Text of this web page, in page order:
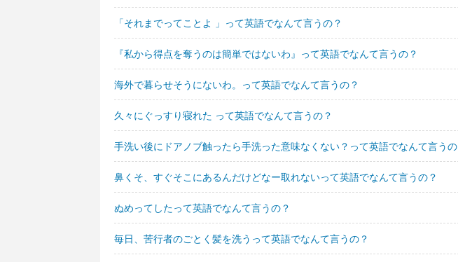
「それまでってことよ 」って英語でなんて言うの？
『私から得点を奪うのは簡単ではないわ』って英語でなんて言うの？
海外で暮らせそうにないわ。って英語でなんて言うの？
久々にぐっすり寝れた って英語でなんて言うの？
手洗い後にドアノブ触ったら手洗った意味なくない？って英語でなんて言うの
鼻くそ、すぐそこにあるんだけどなー取れないって英語でなんて言うの？
ぬめってしたって英語でなんて言うの？
毎日、苦行者のごとく髪を洗うって英語でなんて言うの？